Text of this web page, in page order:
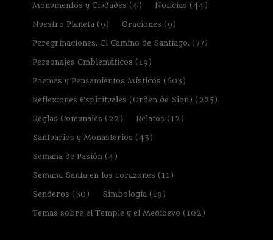
Monumentos y Ciudades (4) Noticias (44)
Nuestro Planeta(9) Oraciones (9)
Peregrinaciones. El Camino de Santiago.(77)
Personajes Emblemáticos (19)
Poemas y Pensamientos Místicos (603)
Reflexiones Espirituales (Orden de Sion) (225)
Reglas Comunales (22) Relatos (12)
Santuarios y Monasterios (43)
Semana de Pasión(4)
Semana Santa en los corazones (11)
Senderos (30) Simbología(19)
Temas sobre el Temple y el Medioevo (102)